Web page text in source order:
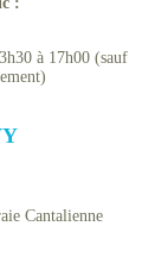
à 17h00 (sauf
Cantalienne